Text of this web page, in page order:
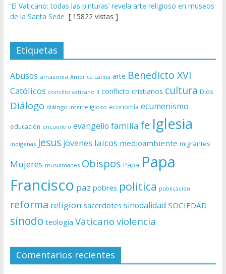
‘El Vaticano: todas las pinturas’ revela arte religioso en museos
de la Santa Sede [ 15822 vistas ]
Etiquetas
Abusos amazonía América Latina arte Benedicto XVI
Católicos concilio vaticano II conflicto cristianos cultura Dios
Diálogo diálogo interreligioso economía ecumenismo
educación encuentro evangelio familia fe Iglesia
indígenas Jesus jovenes laicos medioambiente migrantes
Mujeres musulmanes Obispos Papa Papa
Francisco paz pobres politica publicación
reforma religion sacerdotes sinodalidad SOCIEDAD
sínodo teología Vaticano violencia
Comentarios recientes